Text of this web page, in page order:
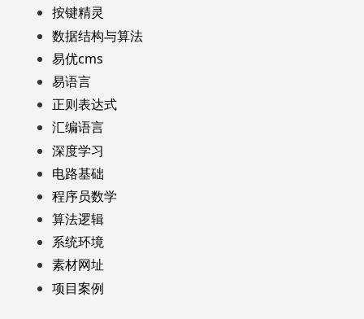
按键精灵
数据结构与算法
易优cms
易语言
正则表达式
汇编语言
深度学习
电路基础
程序员数学
算法逻辑
系统环境
素材网址
项目案例